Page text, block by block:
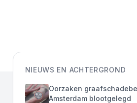
NIEUWS EN ACHTERGROND
Oorzaken
Amsterdam blootgelegd